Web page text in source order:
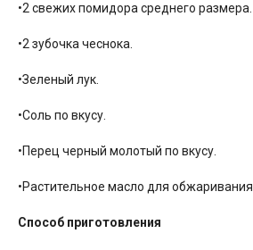
•2 свежих помидора среднего размера.
•2 зубочка чеснока.
•Зеленый лук.
•Соль по вкусу.
•Перец черный молотый по вкусу.
•Растительное масло для обжаривания.
Способ приготовления